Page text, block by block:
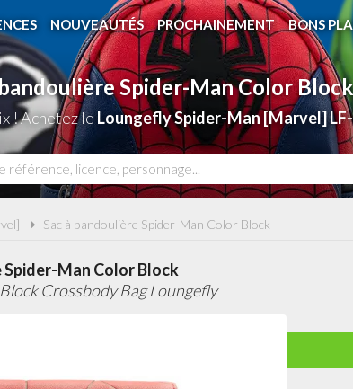
NOUVEAUTÉS PROCHAINEMENT BONS
bandoulière Spider-Man Color
! Achetez le Loungefly Spider-Man [Marvel]
Sac à bandoulière Spider-Man Color Block
Spider-Man Color Block
Crossbody Bag Loungefly